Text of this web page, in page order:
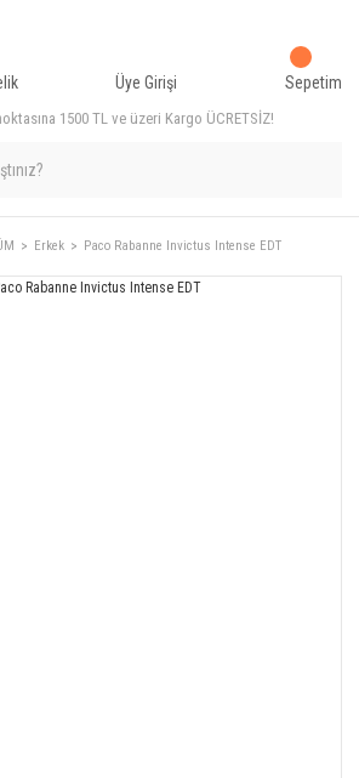
1500 TL ve üzeri Kargo ÜCRETSİZ!
Üye Girişi Sepetim
Erkek Paco Rabanne Invictus Intense EDT